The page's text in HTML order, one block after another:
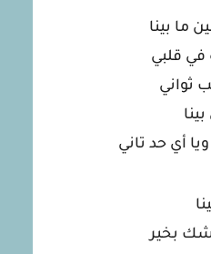
ما بينا
في قلبي
ثواني
أي حد تاني
بخير